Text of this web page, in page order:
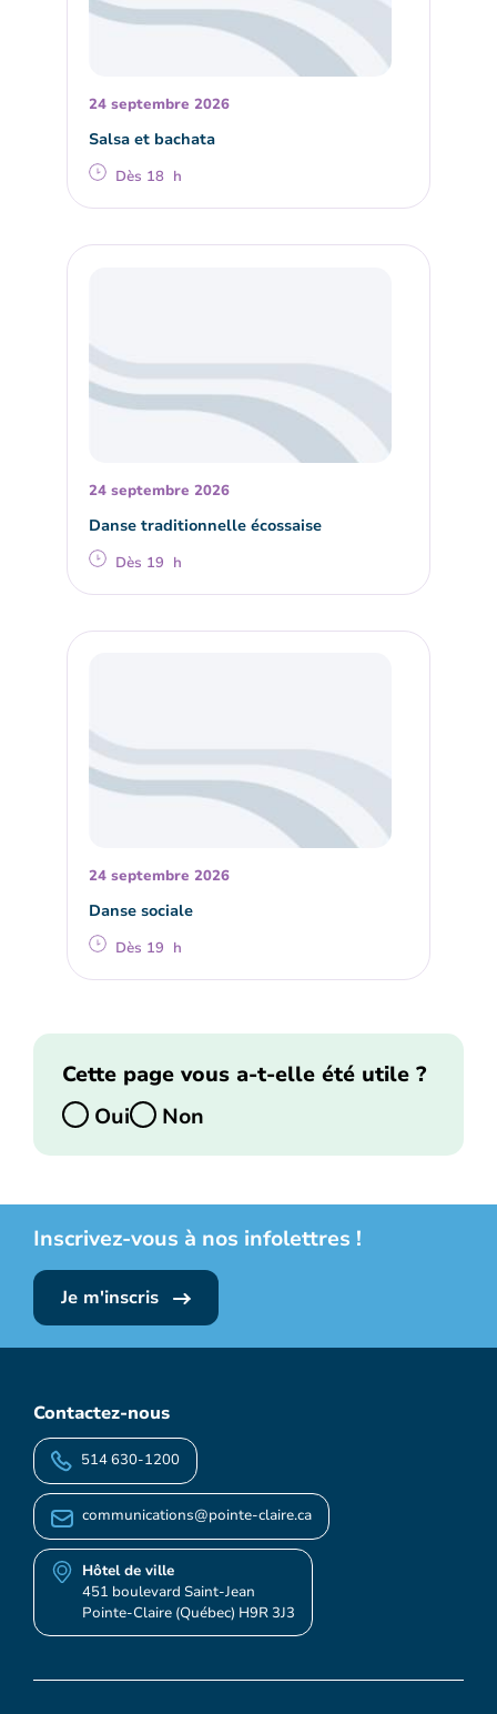
24 septembre 2026
Salsa et bachata
Dès 18 h
24 septembre 2026
Danse traditionnelle écossaise
Dès 19 h
24 septembre 2026
Danse sociale
Dès 19 h
Cette page vous a-t-elle été utile ?
Oui
Non
Inscrivez-vous à nos infolettres !
Je m'inscris
Contactez-nous
514 630-1200
communications@pointe-claire.ca
Hôtel de ville
451 boulevard Saint-Jean
Pointe-Claire (Québec) H9R 3J3